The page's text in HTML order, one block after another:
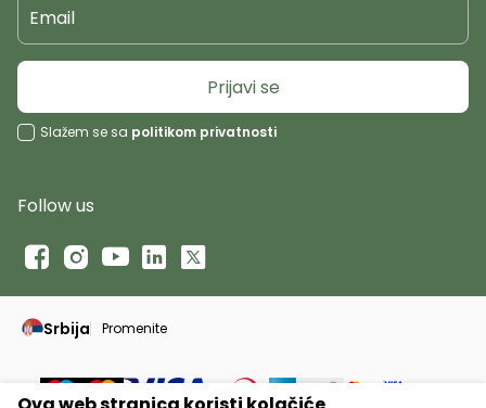
Email
Prijavi se
Slažem se sa politikom privatnosti
Follow us
Srbija Promenite
Promeni instancu sajta, posetite sajtove za druge